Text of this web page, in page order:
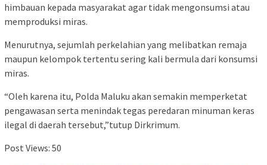
himbauan kepada masyarakat agar tidak mengonsumsi atau
memproduksi miras.
Menurutnya, sejumlah perkelahian yang melibatkan remaja
maupun kelompok tertentu sering kali bermula dari konsumsi
miras.
“Oleh karena itu, Polda Maluku akan semakin memperketat
pengawasan serta menindak tegas peredaran minuman keras
ilegal di daerah tersebut,”tutup Dirkrimum.
Post Views: 50